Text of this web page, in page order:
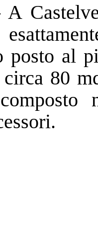
posto al
80